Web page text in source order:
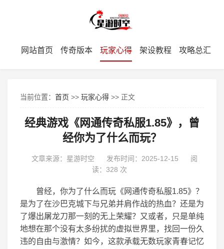
网站首页 传奇版本 玩家心得 架设教程 攻略总汇
当前位置： 首页 >> 玩家心得 >> 正文
经典游戏《网通传奇私服1.85》，曾
经你为了什么而玩？
文章来源：星游时空 发布时间：2025-12-15
阅
读： 328 次
曾经，你为了什么而玩《网通传奇私服1.85》？
是为了在沙巴克城下与兄弟并肩作战的热血？还是为
了爆出屠龙刀那一刻的无上荣耀？又或者，只是单纯
地想在那个没有太多纷扰的虚拟世界里，找回一份久
违的自由与激情？如今，这款承载无数玩家青春记忆